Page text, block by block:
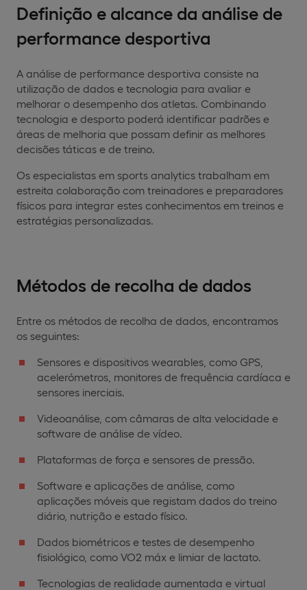
Definição e alcance da análise de
performance desportiva
A análise de performance desportiva consiste na
utilização de dados e tecnologia para avaliar e
melhorar o desempenho dos atletas. Combinando
tecnologia e desporto poderá identificar padrões e
áreas de melhoria que possam definir as melhores
decisões táticas e de treino.
Os especialistas em sports analytics trabalham em
estreita colaboração com treinadores e preparadores
físicos para integrar estes conhecimentos em treinos e
estratégias personalizadas.
Métodos de recolha de dados
Entre os métodos de recolha de dados, encontramos
os seguintes:
Sensores e dispositivos wearables, como GPS,
acelerómetros, monitores de frequência cardíaca e
sensores inerciais.
Videoanálise, com câmaras de alta velocidade e
software de análise de vídeo.
Plataformas de força e sensores de pressão.
Software e aplicações de análise, como
aplicações móveis que registam dados do treino
diário, nutrição e estado físico.
Dados biométricos e testes de desempenho
fisiológico, como VO2 máx e limiar de lactato.
Tecnologias de realidade aumentada e virtual